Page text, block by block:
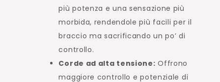
più potenza e una sensazione più
morbida, rendendole più facili per il
braccio ma sacrificando un po’ di
controllo.
Corde ad alta tensione: Offrono
maggiore controllo e potenziale di